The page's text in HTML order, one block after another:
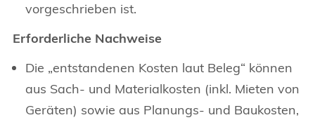
vorgeschrieben ist.
Erforderliche Nachweise
Die „entstandenen Kosten laut Beleg“ können
aus Sach- und Materialkosten (inkl. Mieten von
Geräten) sowie aus Planungs- und Baukosten,